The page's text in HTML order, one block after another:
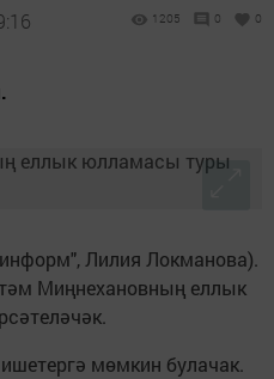
1205 0 0
информ", Лилия Локманова).
Миңнехановның еллык
мөмкин булачак.